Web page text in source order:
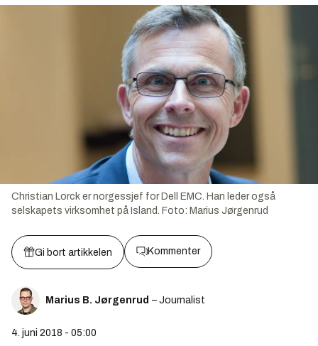
Christian Lorck er norgessjef for Dell EMC. Han leder også
selskapets virksomhet på Island.
Foto: Marius Jørgenrud
Gi bort artikkelen Kommenter
Marius B. Jørgenrud – Journalist
4. juni 2018 - 05:00